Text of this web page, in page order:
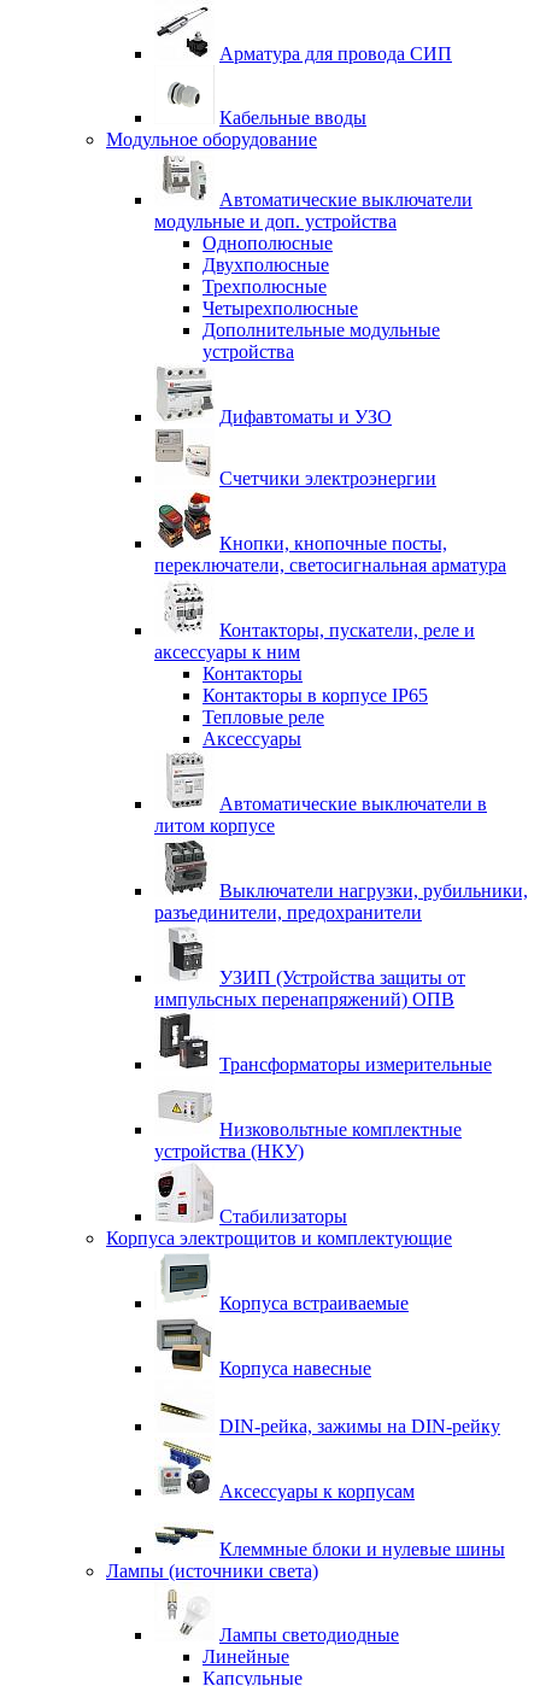
Арматура для провода СИП
Кабельные вводы
Модульное оборудование
Автоматические выключатели
модульные и доп. устройства
Однополюсные
Двухполюсные
Трехполюсные
Четырехполюсные
Дополнительные модульные
устройства
Дифавтоматы и УЗО
Счетчики электроэнергии
Кнопки, кнопочные посты,
переключатели, светосигнальная арматура
Контакторы, пускатели, реле и
аксессуары к ним
Контакторы
Контакторы в корпусе IP65
Тепловые реле
Аксессуары
Автоматические выключатели в
литом корпусе
Выключатели нагрузки, рубильники,
разъединители, предохранители
УЗИП (Устройства защиты от
импульсных перенапряжений) ОПВ
Трансформаторы измерительные
Низковольтные комплектные
устройства (НКУ)
Стабилизаторы
Корпуса электрощитов и комплектующие
Корпуса встраиваемые
Корпуса навесные
DIN-рейка, зажимы на DIN-рейку
Аксессуары к корпусам
Клеммные блоки и нулевые шины
Лампы (источники света)
Лампы светодиодные
Линейные
Капсульные